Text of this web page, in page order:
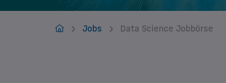
Jobs
HIDA
Jobs Data Science Jobbörse